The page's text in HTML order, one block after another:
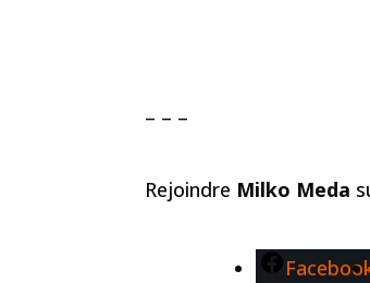
– – –
Rejoindre Milko Meda